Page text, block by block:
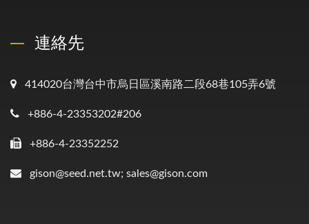
連絡先
414020台灣台中市烏日區溪南路二段68巷105弄6號
+886-4-23353202#206
+886-4-23352252
gison@seed.net.tw; sales@gison.com